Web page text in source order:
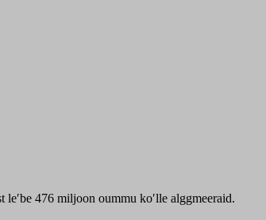
leʹbe 476 miljoon oummu koʹlle alggmeeraid.